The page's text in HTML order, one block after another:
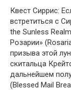
Квест Сиррис:
встретиться с
the Sunless
Розарии»
призыва этой
скитальца
дальнейшем
(Blessed Mail